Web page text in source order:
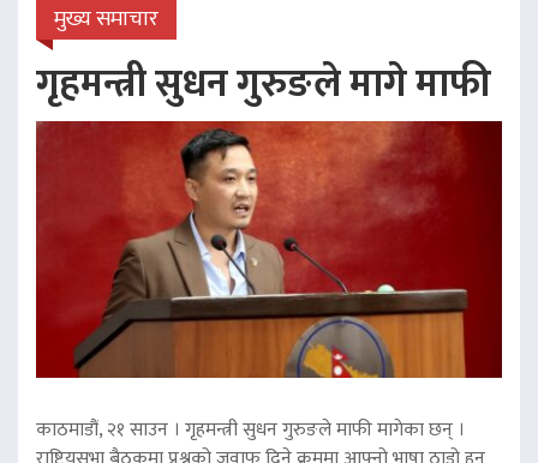
मुख्य समाचार
गृहमन्त्री सुधन गुरुङले मागे माफी
काठमाडौं, २१ साउन । गृहमन्त्री सुधन गुरुङले माफी मागेका छन् ।